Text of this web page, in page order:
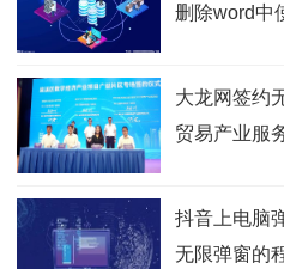
删除word中
大龙网签约
贸易产业服
抖音上电脑
无限弹窗的